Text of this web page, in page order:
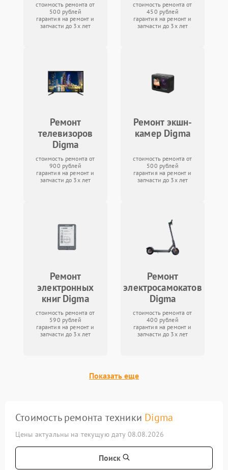
стоимость ремонта от
500 рублей
гарантия на ремонт и
запчасти до 3х лет
стоимость ремонта от
450 рублей
гарантия на ремонт и
запчасти до 3х лет
Ремонт
телевизоров
Digma
стоимость ремонта от
900 рублей
гарантия на ремонт и
запчасти до 3х лет
Ремонт экшн-
камер Digma
стоимость ремонта от
500 рублей
гарантия на ремонт и
запчасти до 3х лет
Ремонт
электронных
книг Digma
стоимость ремонта от
590 рублей
гарантия на ремонт и
запчасти до 3х лет
Ремонт
электросамокатов
Digma
стоимость ремонта от
400 рублей
гарантия на ремонт и
запчасти до 3х лет
Показать еще
Стоимость ремонта техники Digma
Цены актуальны на текущую дату 08.08.2026
Поиск